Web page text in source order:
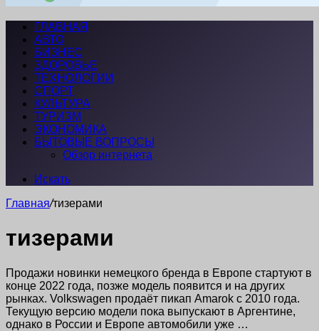
ГЛАВНАЯ
АВТО
БИЗНЕС
ЗДОРОВЬЕ
ТЕХНОЛОГИИ
СПОРТ
КУЛЬТУРА
ТУРИЗМ
ЭКОНОМИКА
БЫТОВЫЕ ВОПРОСЫ
Обзор интернета
Искать
Главная/тизерами
тизерами
Продажи новинки немецкого бренда в Европе стартуют в
конце 2022 года, позже модель появится и на других
рынках. Volkswagen продаёт пикап Amarok с 2010 года.
Текущую версию модели пока выпускают в Аргентине,
однако в России и Европе автомобили уже …